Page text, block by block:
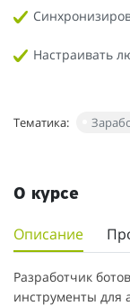
Настраивать
Тематика:
О курсе
Описание
Разработчик
инструменты для